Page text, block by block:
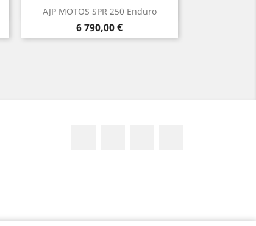
AJP MOTOS SPR 250 Enduro
Prix
6 790,00 €
Aperçu rapide